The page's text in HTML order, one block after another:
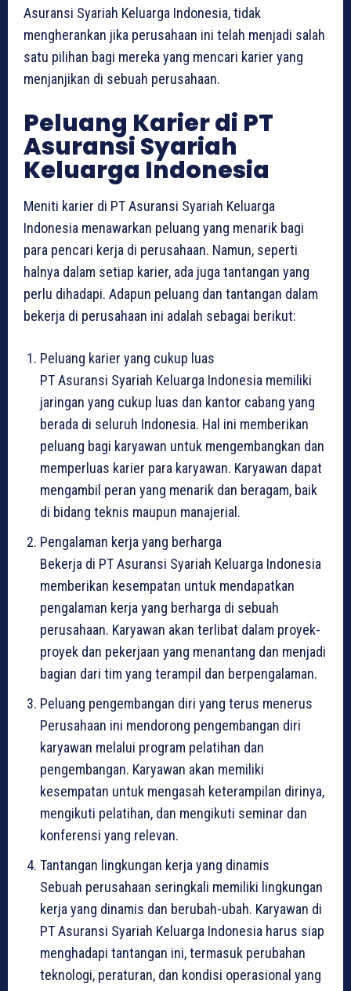
Asuransi Syariah Keluarga Indonesia, tidak
mengherankan jika perusahaan ini telah menjadi salah
satu pilihan bagi mereka yang mencari karier yang
menjanjikan di sebuah perusahaan.
Peluang Karier di PT
Asuransi Syariah
Keluarga Indonesia
Meniti karier di PT Asuransi Syariah Keluarga
Indonesia menawarkan peluang yang menarik bagi
para pencari kerja di perusahaan. Namun, seperti
halnya dalam setiap karier, ada juga tantangan yang
perlu dihadapi. Adapun peluang dan tantangan dalam
bekerja di perusahaan ini adalah sebagai berikut:
Peluang karier yang cukup luas
PT Asuransi Syariah Keluarga Indonesia memiliki
jaringan yang cukup luas dan kantor cabang yang
berada di seluruh Indonesia. Hal ini memberikan
peluang bagi karyawan untuk mengembangkan dan
memperluas karier para karyawan. Karyawan dapat
mengambil peran yang menarik dan beragam, baik
di bidang teknis maupun manajerial.
Pengalaman kerja yang berharga
Bekerja di PT Asuransi Syariah Keluarga Indonesia
memberikan kesempatan untuk mendapatkan
pengalaman kerja yang berharga di sebuah
perusahaan. Karyawan akan terlibat dalam proyek-
proyek dan pekerjaan yang menantang dan menjadi
bagian dari tim yang terampil dan berpengalaman.
Peluang pengembangan diri yang terus menerus
Perusahaan ini mendorong pengembangan diri
karyawan melalui program pelatihan dan
pengembangan. Karyawan akan memiliki
kesempatan untuk mengasah keterampilan dirinya,
mengikuti pelatihan, dan mengikuti seminar dan
konferensi yang relevan.
Tantangan lingkungan kerja yang dinamis
Sebuah perusahaan seringkali memiliki lingkungan
kerja yang dinamis dan berubah-ubah. Karyawan di
PT Asuransi Syariah Keluarga Indonesia harus siap
menghadapi tantangan ini, termasuk perubahan
teknologi, peraturan, dan kondisi operasional yang